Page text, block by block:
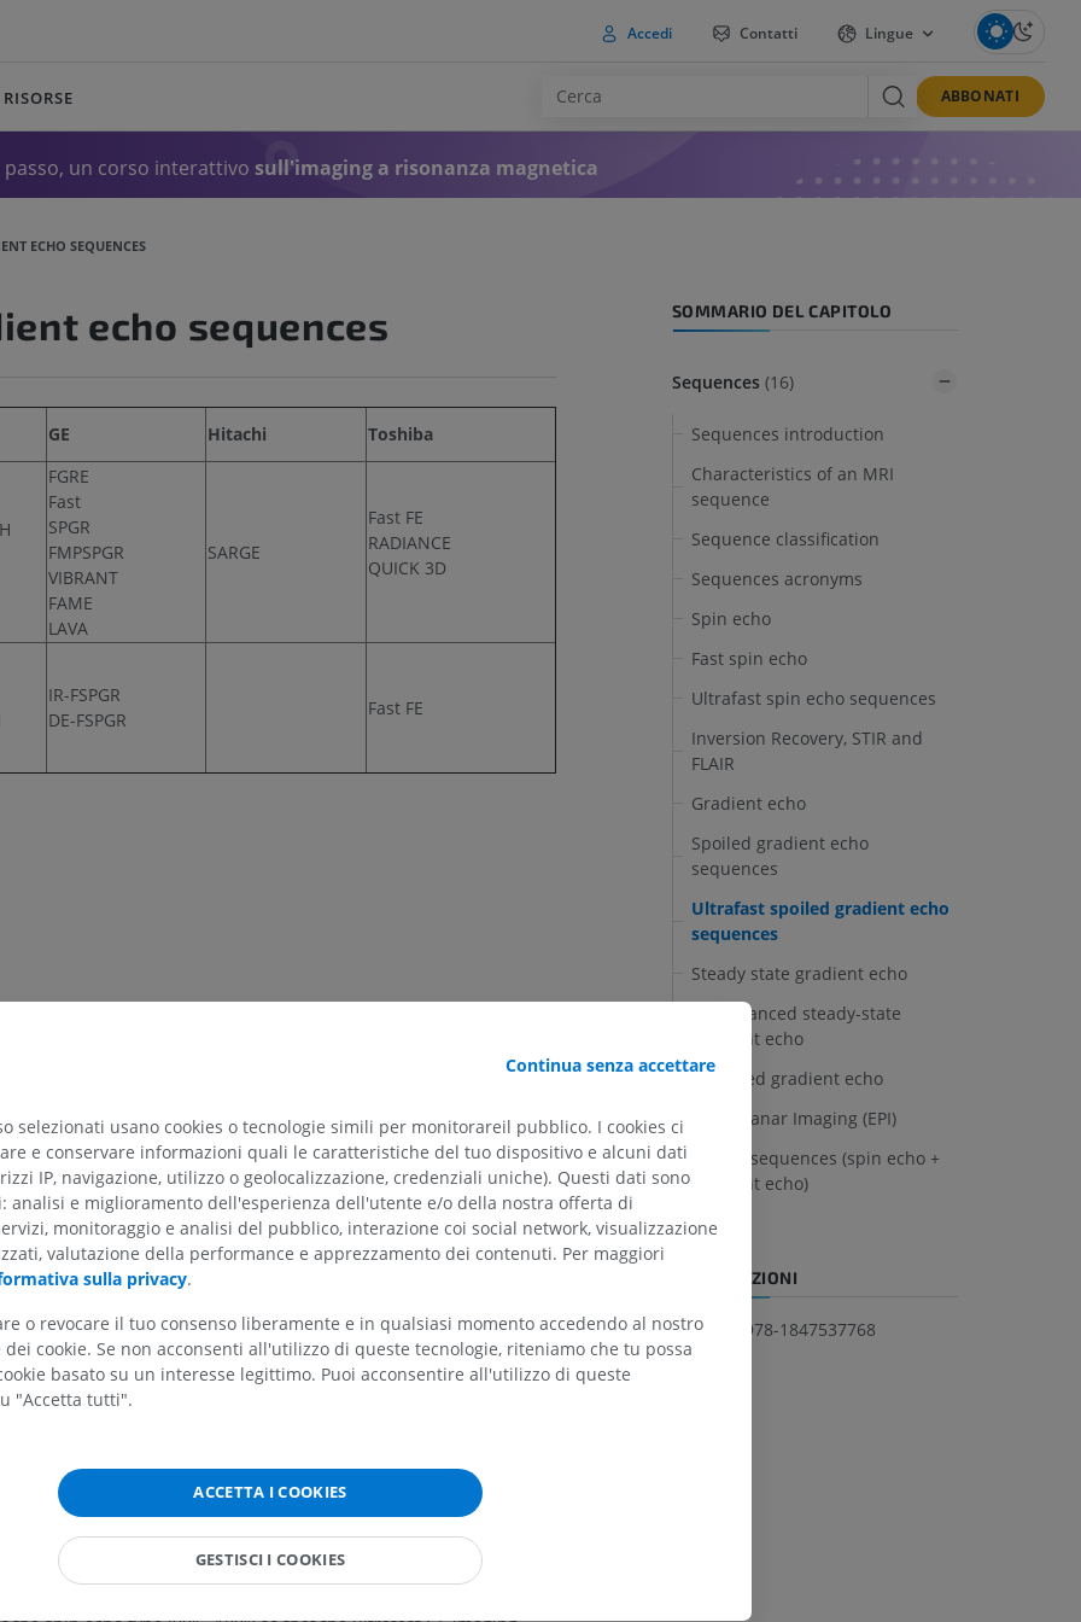
Accedi Contatti Lingue
RISORSE ABBONATI
passo, un corso interattivo sull'imaging a risonanza magnetica
ECHO SEQUENCES
echo sequences
GE Hitachi Toshiba
FGRE
Fast
SPGR
FMPSPGR
VIBRANT
FAME
LAVA
SARGE
Fast FE
RADIANCE
QUICK 3D
IR-FSPGR
DE-FSPGR
Fast FE
a very short TR and optimized k-space filling to reduce
drawback of a small flip angle and very short TR is poor T1-
magnetization before repetitions of the ultrafast gradient echo
to the delay between the inversion pulse and acquisition of
SOMMARIO DEL CAPITOLO
Sequences (16)
Sequences introduction
Characteristics of an MRI
sequence
Sequence classification
Sequences acronyms
Spin echo
Fast spin echo
Ultrafast spin echo sequences
Inversion Recovery, STIR and
FLAIR
Gradient echo
Spoiled gradient echo
sequences
Ultrafast spoiled gradient echo
sequences
Steady state gradient echo
T2-enhanced steady-state
gradient echo
Balanced gradient echo
Echo planar Imaging (EPI)
Hybrid sequences (spin echo +
gradient echo)
INFORMAZIONI
ISBN 978-1847537768
Continua senza accettare
selezionati usano cookies o tecnologie simili per monitorareil pubblico. I cookies ci
e conservare informazioni quali le caratteristiche del tuo dispositivo e alcuni dati
IP, navigazione, utilizzo o geolocalizzazione, credenziali uniche). Questi dati sono
analisi e miglioramento dell'esperienza dell'utente e/o della nostra offerta di
monitoraggio e analisi del pubblico, interazione coi social network, visualizzazione
valutazione della performance e apprezzamento dei contenuti. Per maggiori
sulla privacy.
o revocare il tuo consenso liberamente e in qualsiasi momento accedendo al nostro
cookie. Se non acconsenti all'utilizzo di queste tecnologie, riteniamo che tu possa
basato su un interesse legittimo. Puoi acconsentire all'utilizzo di queste
"Accetta tutti".
ACCETTA I COOKIES
GESTISCI I COOKIES